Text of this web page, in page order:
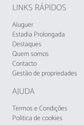
Nota
apartamento.
ATENÇÃO:
barulho
idade mínima:
LINKS RÁPIDOS
Aluguer
Estadia Prolongada
Destaques
Quem somos
Contacto
Gestão de propriedades
AJUDA
Termos e Condições
Politica de cookies